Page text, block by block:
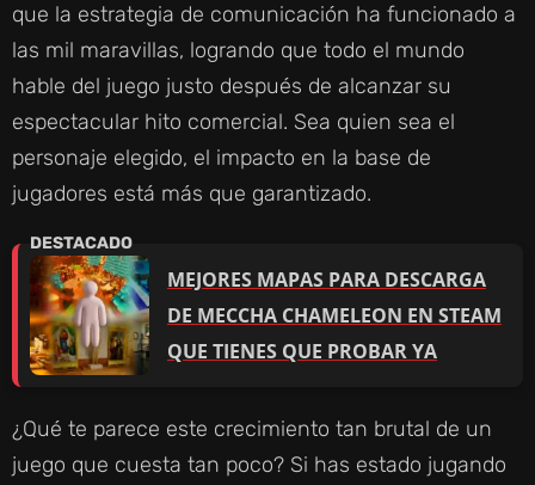
que la estrategia de comunicación ha funcionado a
las mil maravillas, logrando que todo el mundo
hable del juego justo después de alcanzar su
espectacular hito comercial. Sea quien sea el
personaje elegido, el impacto en la base de
jugadores está más que garantizado.
MEJORES MAPAS PARA DESCARGA
DE MECCHA CHAMELEON EN STEAM
QUE TIENES QUE PROBAR YA
¿Qué te parece este crecimiento tan brutal de un
juego que cuesta tan poco? Si has estado jugando